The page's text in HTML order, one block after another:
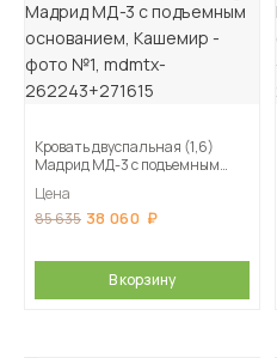
Кровать двуспальная (1,6)
Мадрид МД-3 с подъемным
Цена
85 635 38 060
В корзину